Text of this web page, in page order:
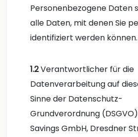
Personenbezogene Daten
alle Daten, mit denen Sie
identifiziert werden können.
1.2Verantwortlicher für die
Datenverarbeitung auf
Sinne der Datenschutz-
Grundverordnung
Savings GmbH, Dresdner